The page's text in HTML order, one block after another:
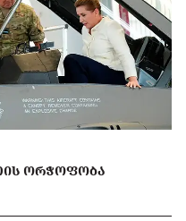
ᲝᲠᲭᲝᲤᲝᲑᲐ